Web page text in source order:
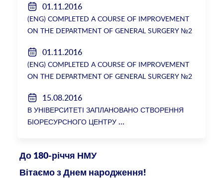
ректорки НМУ Катерини Амосової
01.11.2016
(ENG) COMPLETED A COURSE OF IMPROVEMENT
ON THE DEPARTMENT OF GENERAL SURGERY №2
01.11.2016
(ENG) COMPLETED A COURSE OF IMPROVEMENT
ON THE DEPARTMENT OF GENERAL SURGERY №2
15.08.2016
В УНІВЕРСИТЕТІ ЗАПЛАНОВАНО СТВОРЕННЯ
БІОРЕСУРСНОГО ЦЕНТРУ
До 180-річчя НМУ
Вітаємо з Днем народження!